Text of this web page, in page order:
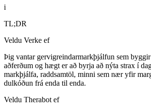
i
TL;DR
Veldu Verke ef
Þig vantar gervigreindarmarkþjálfun sem
aðferðum og hægt er að byrja að nýta strax í
markþjálfa, raddsamtöl, minni sem nær yfir
dulkóðun frá enda til enda.
Veldu Therabot ef